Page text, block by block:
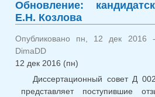
Обновление:
Е.Н. Козлова
Опубликовано пн, 12 дек 2016
DimaDD
12 дек 2016 (пн)
Диссертационный совет Д
представляет поступившие